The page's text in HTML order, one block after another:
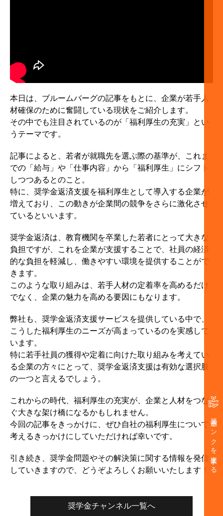
奨学金バンクを支援する
本日は、ブルームバーグの記事をもとに、企業が若手人
材確保のために奮闘している現状をご紹介します。
その中でも注目されているのが「福利厚生の充実」とい
うテーマです。
記事によると、若者が就職先を選ぶ際の基準が、これま
での「給与」や「仕事内容」から「福利厚生」にシフト
しつつあるとのこと。
特に、奨学金返済支援を福利厚生として導入する企業が
増えており、この動きが企業間の競争をさらに激化させ
ているといいます。
奨学金返済は、教育機関を卒業した若者にとって大きな
負担ですが、これを企業が支援することで、社員の経済
的な負担を軽減し、働きやすい環境を提供することがで
きます。
このような取り組みは、若手人材の定着率を高めるだけ
でなく、企業の魅力を高める要因にもなります。
弊社も、奨学金返済支援サービスを提供している中で、
こうした福利厚生のニーズが高まっているのを実感して
います。
特に若手社員の獲得や定着に向けた取り組みを考えてい
る企業の方々にとって、奨学金返済支援は有効な選択肢
の一つと言えるでしょう。
これからの時代、福利厚生の充実が、企業と人材をつな
ぐ大きな架け橋になるかもしれません。
今回の記事をきっかけに、ぜひ自社の福利厚生について
考えるきっかけにしていただければ幸いです。
引き続き、奨学金問題やその解決策に関する情報を発信
していきますので、どうぞよろしくお願いいたします！
奨学金チャンネル一覧へ